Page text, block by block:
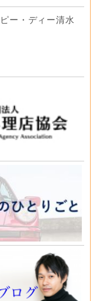
ー・ディー清水